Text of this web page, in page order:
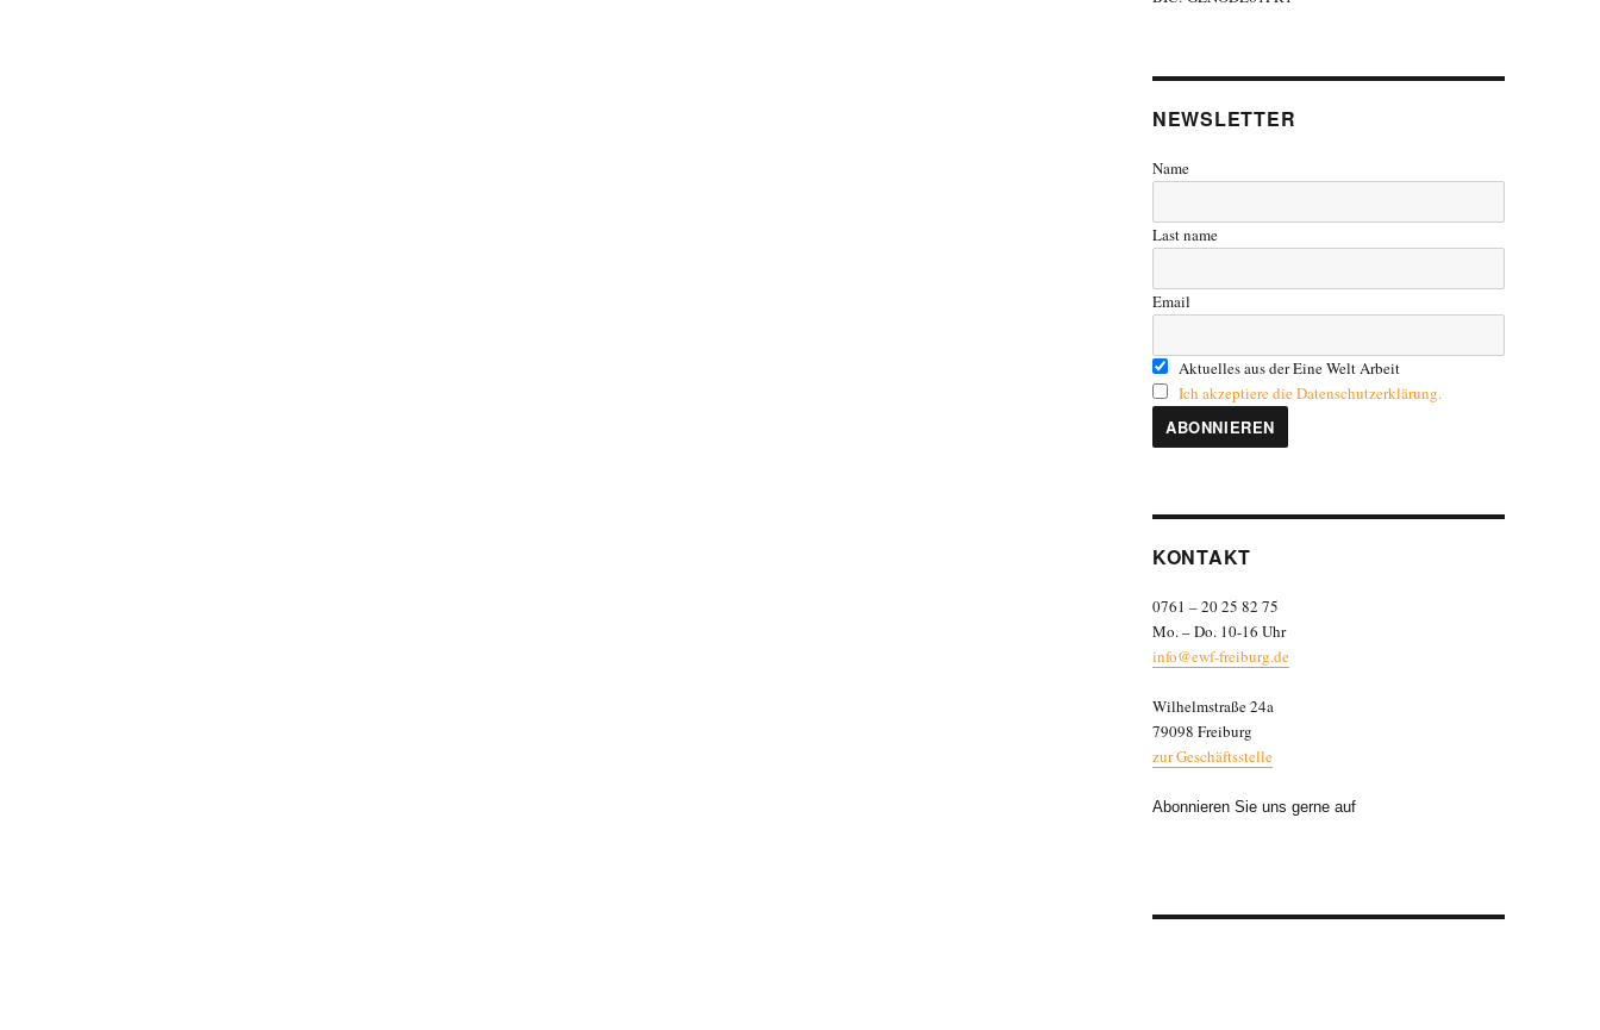
NEWSLETTER
Name
Last name
Email
Aktuelles aus der Eine Welt Arbeit
Ich akzeptiere die Datenschutzerklärung.
KONTAKT
0761 – 20 25 82 75
Mo. – Do. 10-16 Uhr
info@ewf-freiburg.de
Wilhelmstraße 24a
79098 Freiburg
zur Geschäftsstelle
Abonnieren Sie uns gerne auf